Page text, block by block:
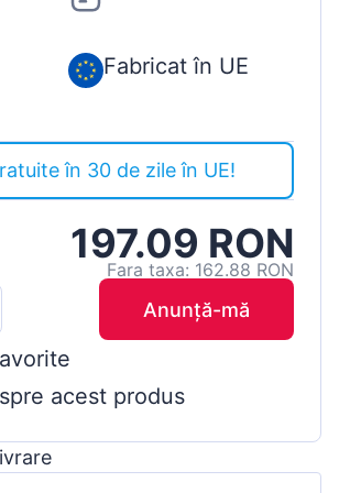
Fabricat în UE
în 30 de zile în UE!
197.09 RON
Fara taxa: 162.88 RON
Anunță-mă
acest produs